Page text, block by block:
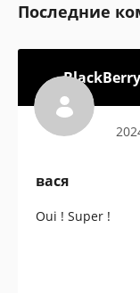
Последние
вася
Oui ! Super !